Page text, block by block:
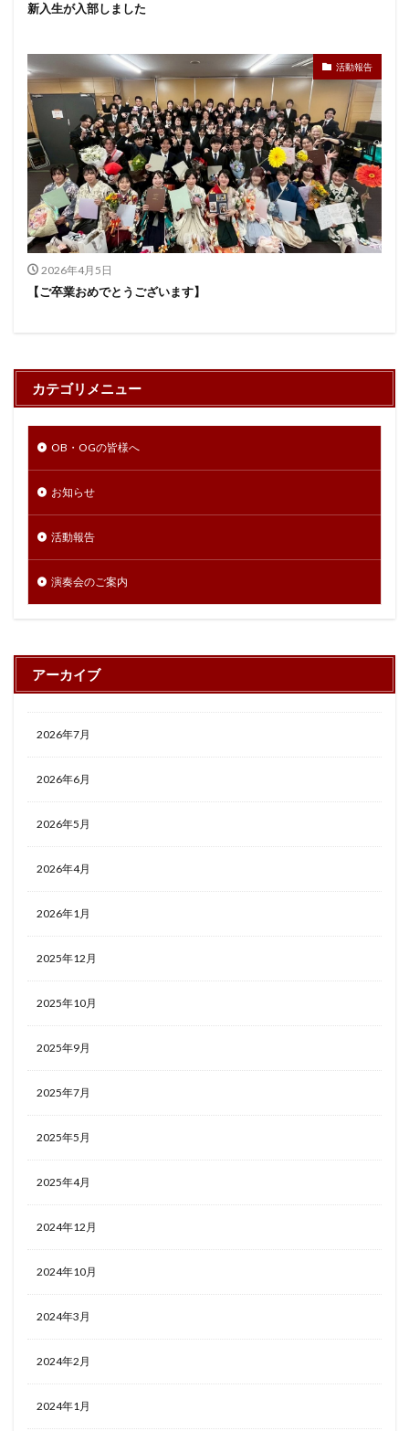
新入生が入部しました
活動報告
2026年4月5日
【ご卒業おめでとうございます】
カテゴリメニュー
OB・OGの皆様へ
お知らせ
活動報告
演奏会のご案内
アーカイブ
2026年7月
2026年6月
2026年5月
2026年4月
2026年1月
2025年12月
2025年10月
2025年9月
2025年7月
2025年5月
2025年4月
2024年12月
2024年10月
2024年3月
2024年2月
2024年1月